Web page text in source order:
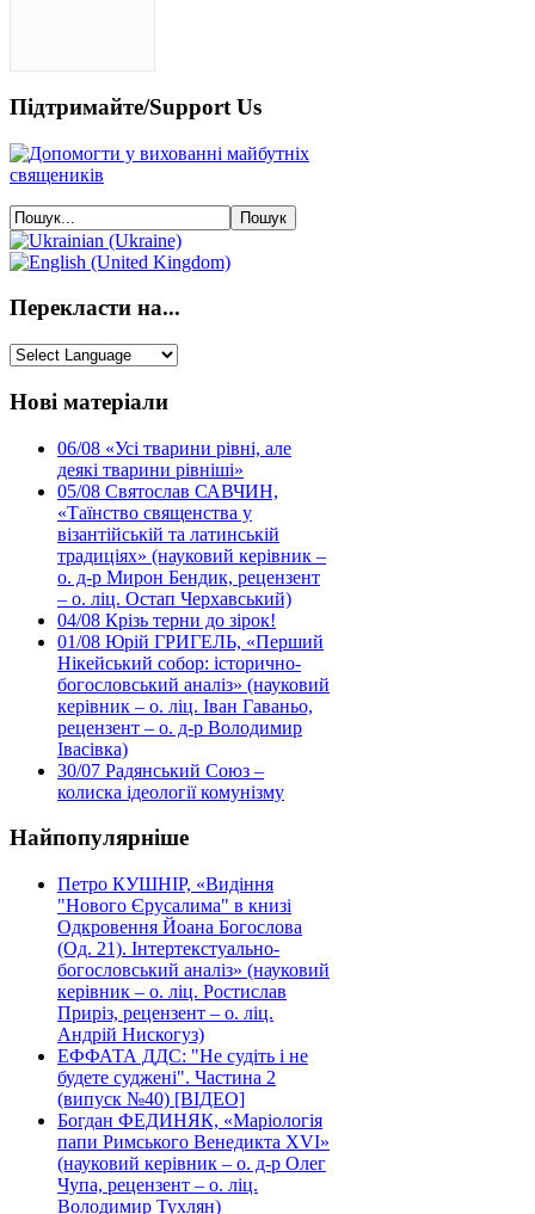
Підтримайте/Support Us
Перекласти на...
Нові матеріали
06/08 «Усі тварини рівні, але
деякі тварини рівніші»
05/08 Святослав САВЧИН,
«Таїнство священства у
візантійській та латинській
традиціях» (науковий керівник –
о. д-р Мирон Бендик, рецензент
– о. ліц. Остап Черхавський)
04/08 Крізь терни до зірок!
01/08 Юрій ГРИГЕЛЬ, «Перший
Нікейський собор: історично-
богословський аналіз» (науковий
керівник – о. ліц. Іван Гаваньо,
рецензент – о. д-р Володимир
Івасівка)
30/07 Радянський Союз –
колиска ідеології комунізму
Найпопулярніше
Петро КУШНІР, «Видіння
"Нового Єрусалима" в книзі
Одкровення Йоана Богослова
(Од. 21). Інтертекстуально-
богословський аналіз» (науковий
керівник – о. ліц. Ростислав
Приріз, рецензент – о. ліц.
Андрій Нискогуз)
ЕФФАТА ДДС: "Не судіть і не
будете суджені". Частина 2
(випуск №40) [ВІДЕО]
Богдан ФЕДИНЯК, «Маріологія
папи Римського Венедикта XVI»
(науковий керівник – о. д-р Олег
Чупа, рецензент – о. ліц.
Володимир Тухлян)